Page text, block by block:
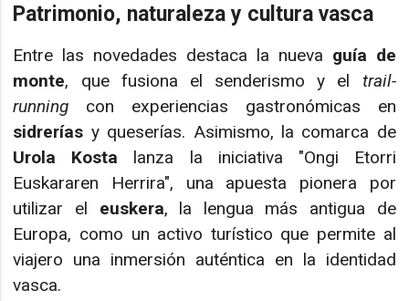
Patrimonio, naturaleza y cultura vasca
Entre las novedades destaca la nueva guía de
monte, que fusiona el senderismo y el trail-
running con experiencias gastronómicas en
sidrerías y queserías. Asimismo, la comarca de
Urola Kosta lanza la iniciativa "Ongi Etorri
Euskararen Herrira", una apuesta pionera por
utilizar el euskera, la lengua más antigua de
Europa, como un activo turístico que permite al
viajero una inmersión auténtica en la identidad
vasca.